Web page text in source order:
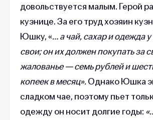
довольствуется малым. Герой
кузнице. За его труд хозяин
Юшку, «… а чай, сахар и одежда
свои; он их должен покупать за
жалованье — семь рублей и
копеек в месяц».Однако Юшка
сладком чае, поэтому пьет
одежду он носит долгие годы: